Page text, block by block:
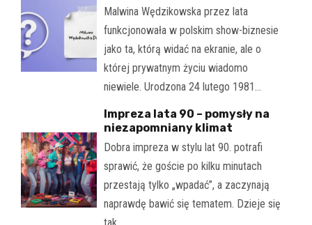
Malwina Wędzikowska przez lata
funkcjonowała w polskim show-biznesie
jako ta, którą widać na ekranie, ale o
której prywatnym życiu wiadomo
niewiele. Urodzona 24 lutego 1981…
Impreza lata 90 – pomysły na
niezapomniany klimat
Dobra impreza w stylu lat 90. potrafi
sprawić, że goście po kilku minutach
przestają tylko „wpadać”, a zaczynają
naprawdę bawić się tematem. Dzieje się